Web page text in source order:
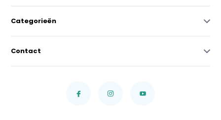
Categorieën
Contact